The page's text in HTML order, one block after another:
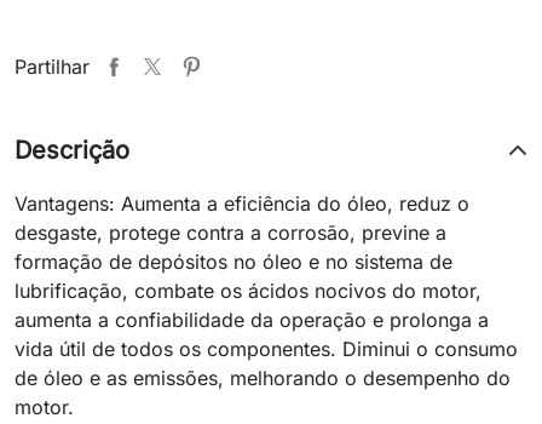
Partilhar
Descrição
Vantagens: Aumenta a eficiência do óleo, reduz o
desgaste, protege contra a corrosão, previne a
formação de depósitos no óleo e no sistema de
lubrificação, combate os ácidos nocivos do motor,
aumenta a confiabilidade da operação e prolonga a
vida útil de todos os componentes. Diminui o consumo
de óleo e as emissões, melhorando o desempenho do
motor.